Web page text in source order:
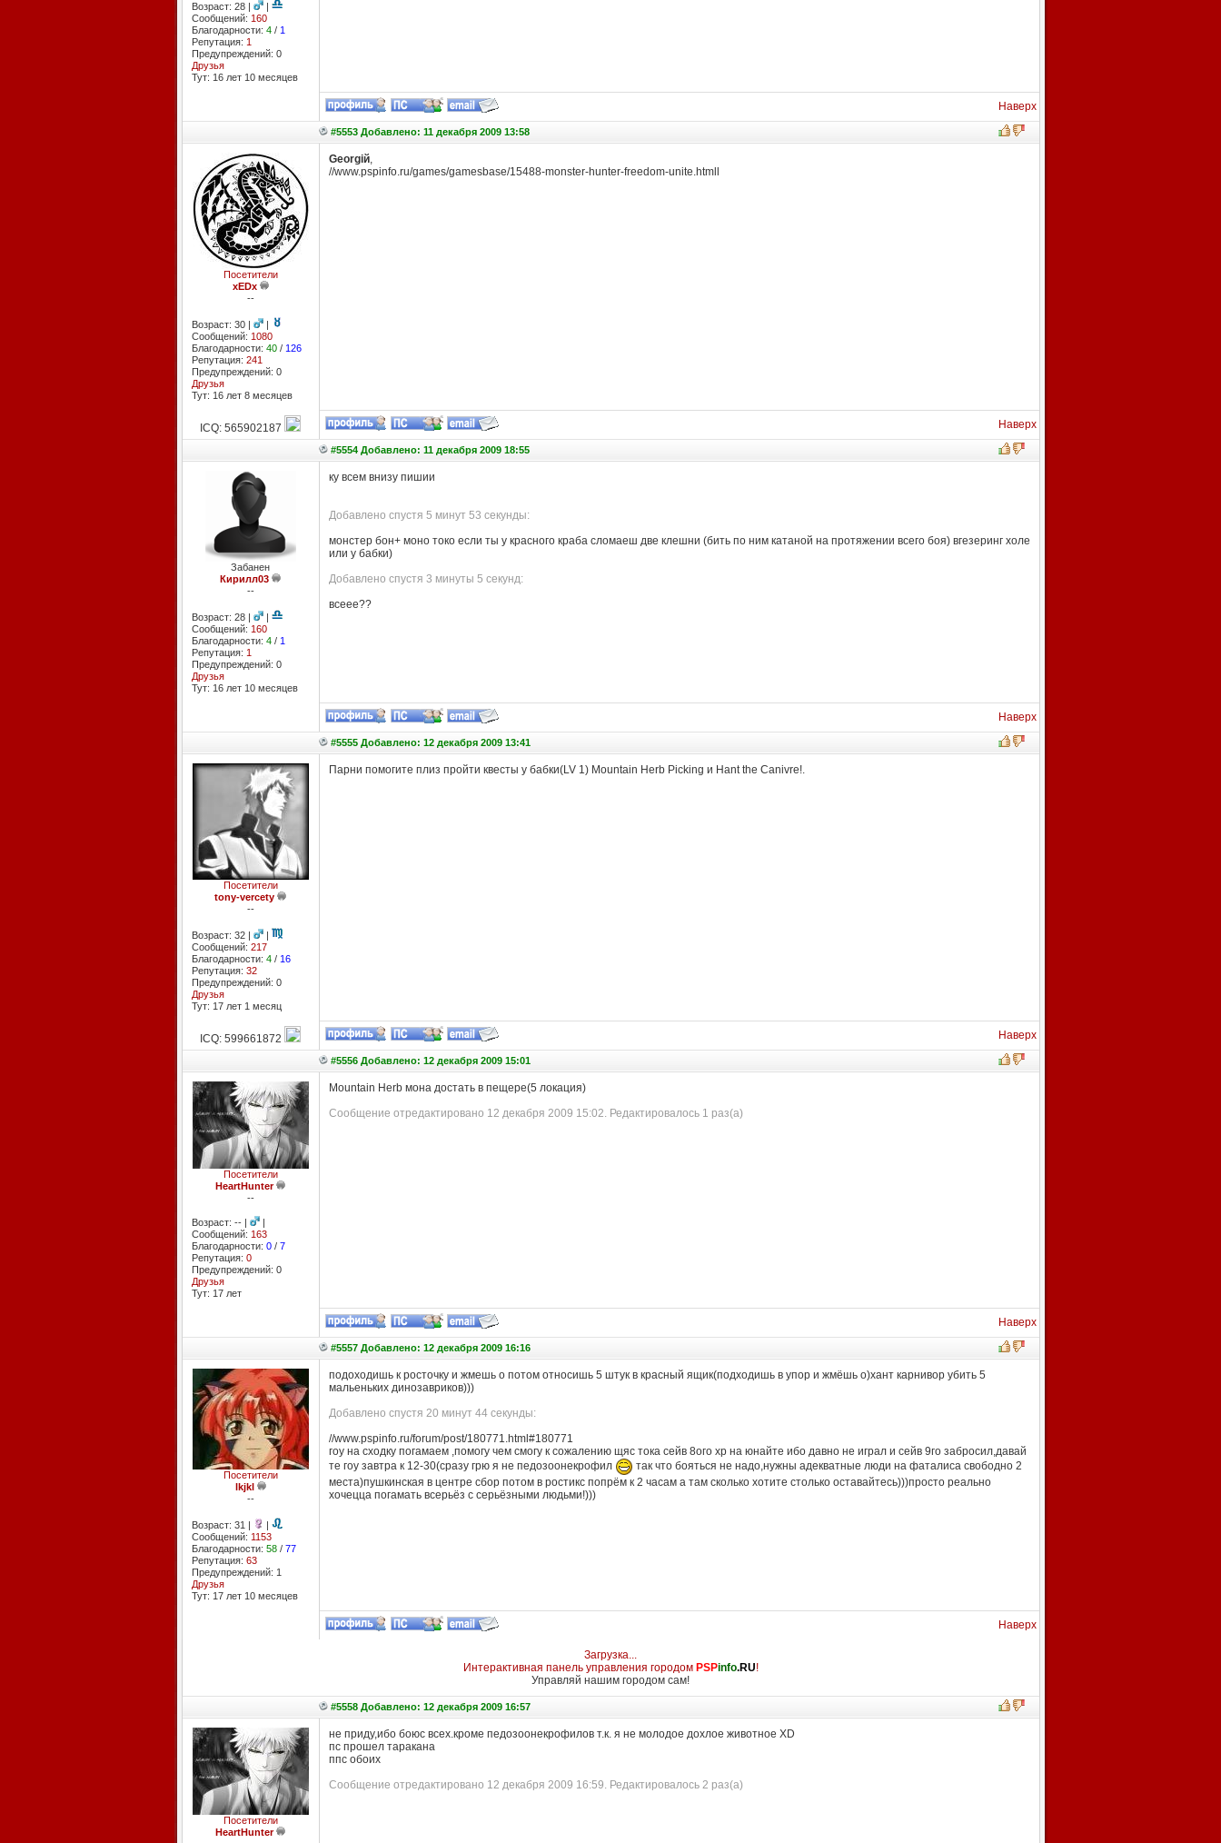
Возраст: 28 |
|
Сообщений: 160
Благодарности: 4/ 1
Репутация: 1
Предупреждений: 0
Друзья
Тут: 16 лет 10 месяцев
Наверх
#5553 Добавлено: 11 декабря 2009 13:58
Посетители
xEDx
--
Возраст: 30 |
|
Сообщений: 1080
Благодарности: 40/ 126
Репутация: 241
Предупреждений: 0
Друзья
Тут: 16 лет 8 месяцев
Georgiй,
//www.pspinfo.ru/games/gamesbase/15488-monster-hunter-freedom-unite.htmll
ICQ: 565902187 Наверх
#5554 Добавлено: 11 декабря 2009 18:55
Забанен
Кирилл03
--
Возраст: 28 |
|
Сообщений: 160
Благодарности: 4/ 1
Репутация: 1
Предупреждений: 0
Друзья
Тут: 16 лет 10 месяцев
ку всем внизу пишии
Добавлено спустя 5 минут 53 секунды:
монстер бон+ моно токо если ты у красного краба сломаеш две клешни (бить по ним катаной на протяжении всего боя) вгезеринг холе
или у бабки)
Добавлено спустя 3 минуты 5 секунд:
всеее??
Наверх
#5555 Добавлено: 12 декабря 2009 13:41
Посетители
tony-vercety
--
Возраст: 32 |
|
Сообщений: 217
Благодарности: 4/ 16
Репутация: 32
Предупреждений: 0
Друзья
Тут: 17 лет 1 месяц
Парни помогите плиз пройти квесты у бабки(LV 1) Mountain Herb Picking и Hant the Canivre!.
ICQ: 599661872 Наверх
#5556 Добавлено: 12 декабря 2009 15:01
Посетители
HeartHunter
--
Возраст: -- |
|
Сообщений: 163
Благодарности: 0/ 7
Репутация: 0
Предупреждений: 0
Друзья
Тут: 17 лет
Mountain Herb мона достать в пещере(5 локация)
Сообщение отредактировано 12 декабря 2009 15:02. Редактировалось 1 раз(а)
Наверх
#5557 Добавлено: 12 декабря 2009 16:16
Посетители
lkjkl
--
Возраст: 31 |
|
Сообщений: 1153
Благодарности: 58/ 77
Репутация: 63
Предупреждений: 1
Друзья
Тут: 17 лет 10 месяцев
подоходишь к росточку и жмешь о потом относишь 5 штук в красный ящик(подходишь в упор и жмёшь о)хант карнивор убить 5
мальеньких динозавриков)))
Добавлено спустя 20 минут 44 секунды:
//www.pspinfo.ru/forum/post/180771.html#180771
гоу на сходку погамаем ,помогу чем смогу к сожалению щяс тока сейв 8ого хр на юнайте ибо давно не играл и сейв 9го забросил,давай
те гоу завтра к 12-30(сразу грю я не педозоонекрофил
так что бояться не надо,нужны адекватные люди на фаталиса свободно 2
места)пушкинская в центре сбор потом в ростикс попрём к 2 часам а там сколько хотите столько оставайтесь)))просто реально
хочецца погамать всерьёз с серьёзными людьми!)))
Наверх
Загрузка...
Интерактивная панель управления городом PSPinfo.RU!
Управляй нашим городом сам!
#5558 Добавлено: 12 декабря 2009 16:57
Посетители
HeartHunter
не приду,ибо боюс всех.кроме педозоонекрофилов т.к. я не молодое дохлое животное XD
пс прошел таракана
ппс обоих
Сообщение отредактировано 12 декабря 2009 16:59. Редактировалось 2 раз(а)